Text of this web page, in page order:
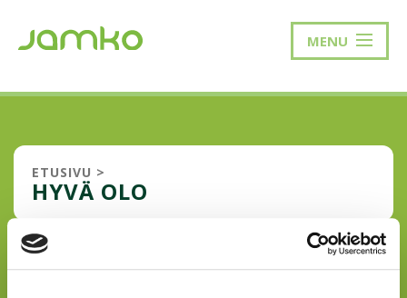
MENU
ETUSIVU >
HYVÄ OLO
KUN MAAILMA KAATUI